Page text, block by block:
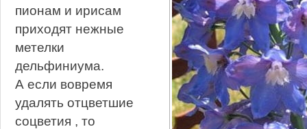
пионам и ирисам
приходят нежные
метелки
дельфиниума.
А если вовремя
удалять отцветшие
соцветия , то